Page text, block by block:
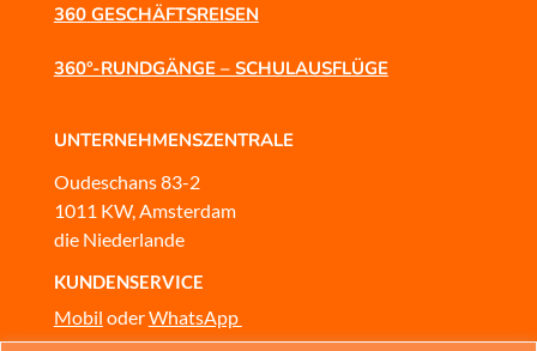
360 GESCHÄFTSREISEN
360°-RUNDGÄNGE – SCHULAUSFLÜGE
UNTERNEHMENSZENTRALE
Oudeschans 83-2
1011 KW, Amsterdam
die Niederlande
KUNDENSERVICE
Mobil oderWhatsApp